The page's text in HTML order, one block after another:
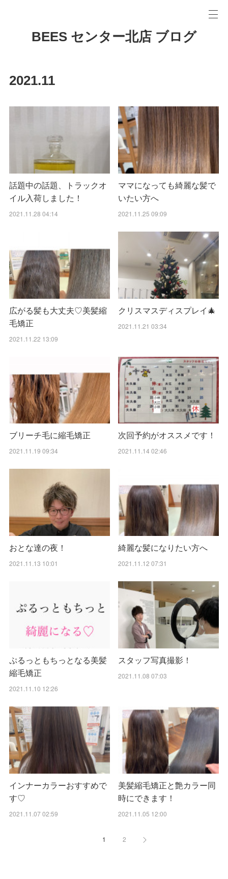
BEES センター北店 ブログ
2021.11
話題中の話題、トラックオ
イル入荷しました！
2021.11.28 04:14
ママになっても綺麗な髪で
いたい方へ
2021.11.25 09:09
広がる髪も大丈夫♡美髪縮
毛矯正
2021.11.22 13:09
クリスマスディスプレイ🎄
2021.11.21 03:34
ブリーチ毛に縮毛矯正
2021.11.19 09:34
次回予約がオススメです！
2021.11.14 02:46
おとな達の夜！
2021.11.13 10:01
綺麗な髪になりたい方へ
2021.11.12 07:31
ぷるっともちっとなる美髪
縮毛矯正
2021.11.10 12:26
スタッフ写真撮影！
2021.11.08 07:03
インナーカラーおすすめで
す♡
2021.11.07 02:59
美髪縮毛矯正と艶カラー同
時にできます！
2021.11.05 12:00
1 2